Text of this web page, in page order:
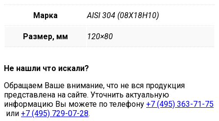
Марка AISI 304 (08Х18Н10)
Размер, мм 120×80
Не нашли что искали?
Обращаем Ваше внимание, что не вся продукция
представлена на сайте. Уточнить актуальную
информацию Вы можете по телефону +7 (495) 363-71-75
или +7 (495) 729-07-28.